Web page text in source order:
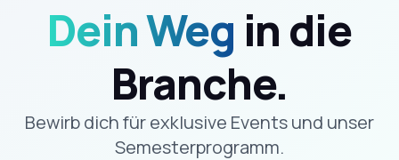
Dein Weg in die
Branche.
Bewirb dich für exklusive Events und unser
Semesterprogramm.